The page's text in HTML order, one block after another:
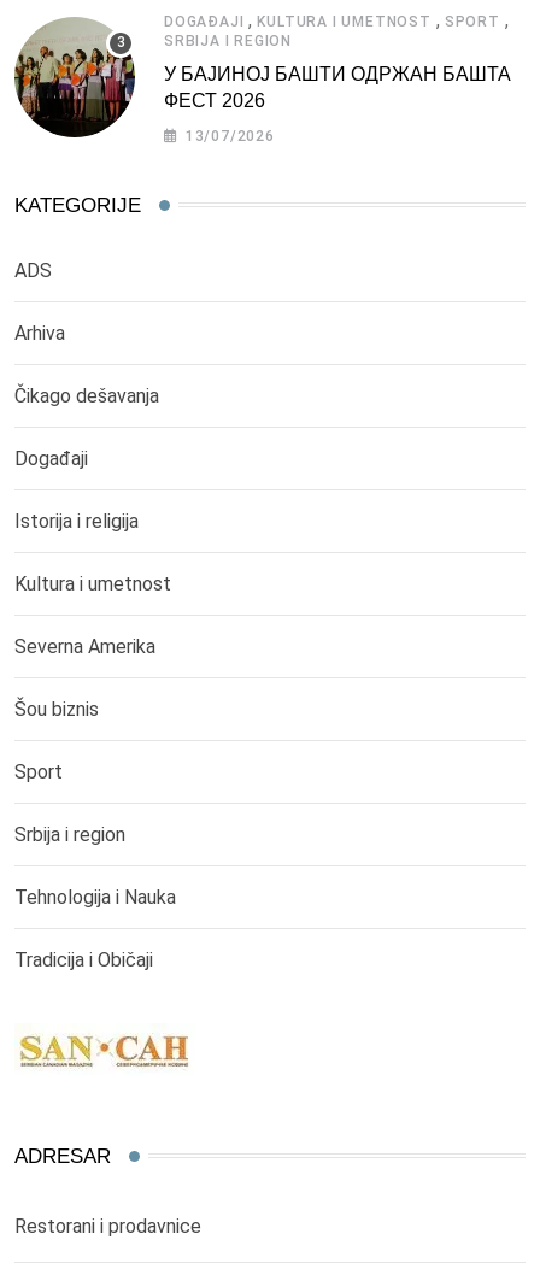
DOGAĐAJI ,KULTURA I UMETNOST , SPORT ,
SRBIJA I REGION
У БАЈИНОЈ БАШТИ ОДРЖАН БАШТА
ФЕСТ 2026
13/07/2026
KATEGORIJE
ADS
Arhiva
Čikago dešavanja
Događaji
Istorija i religija
Kultura i umetnost
Severna Amerika
Šou biznis
Sport
Srbija i region
Tehnologija i Nauka
Tradicija i Običaji
ADRESAR
Restorani i prodavnice